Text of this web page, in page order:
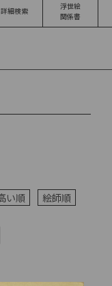
詳細検索
浮世絵
関係書
い順 絵師順